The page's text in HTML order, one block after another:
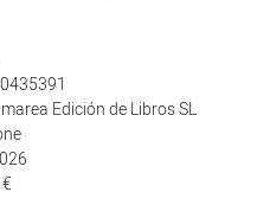
Edición de Libros SL